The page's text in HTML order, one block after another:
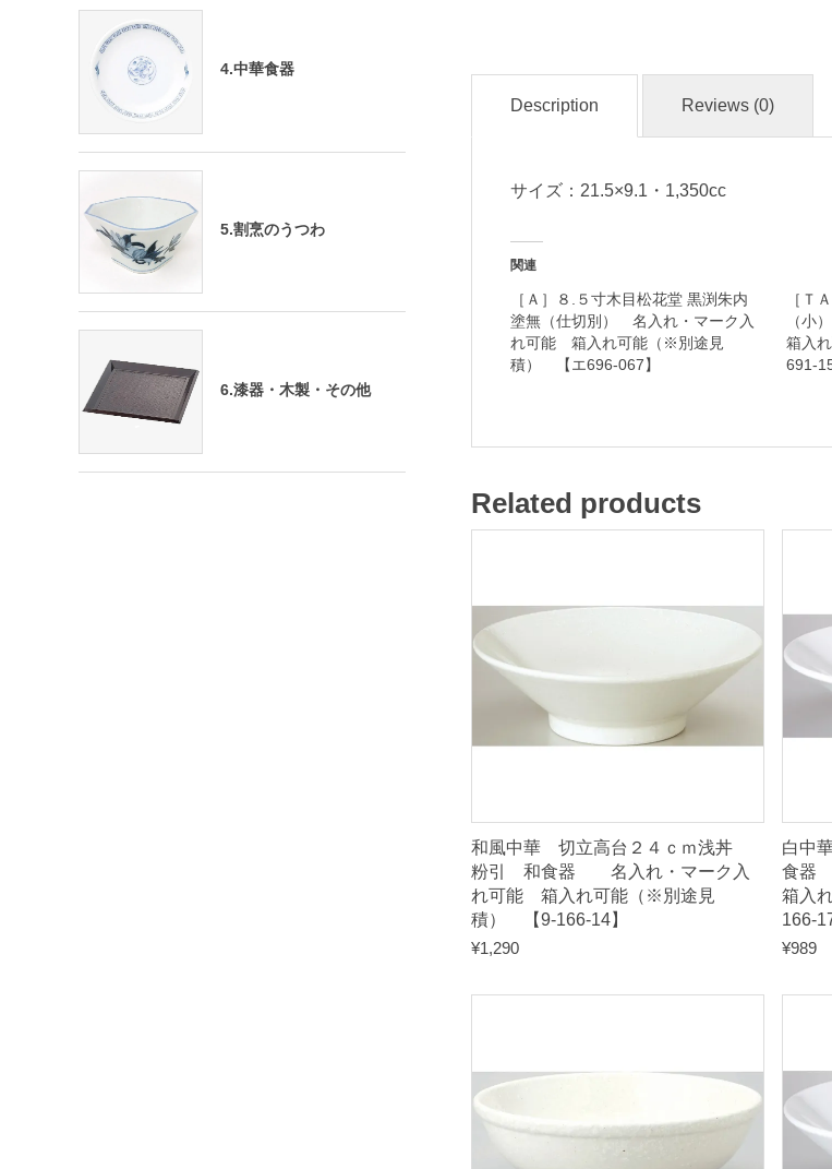
Description Reviews (0)
サイズ：21.5×9.1・1,350cc
関連
［Ａ］８.５寸木目松花堂 黒渕朱内
塗無（仕切別） 名入れ・マーク入
れ可能 箱入れ可能（※別途見
積） 【エ696-067】
［Ｔ
（小
箱入
691-
Related products
和風中華 切立高台２４ｃｍ浅丼
粉引 和食器 名入れ・マーク入
れ可能 箱入れ可能（※別途見
積） 【9-166-14】
¥1,290
白中
食器
箱入
166-
¥989
4.中華食器
5.割烹のうつわ
6.漆器・木製・その他